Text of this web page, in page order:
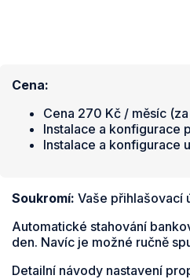
Cena:
Cena 270 Kč / měsíc
Instalace a konfigurace
Instalace a konfigurace
Soukromí: Vaše přihlašovací
Automatické stahování
den. Navíc je možné ručně
Detailní návody nastavení